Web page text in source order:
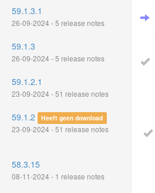
59.1.3.1
26-09-2024 - 5 release notes
59.1.3
26-09-2024 - 5 release notes
59.1.2.1
23-09-2024 - 51 release notes
59.1.2 Heeft geen download
23-09-2024 - 51 release notes
58.3.15
08-11-2024 - 1 release notes